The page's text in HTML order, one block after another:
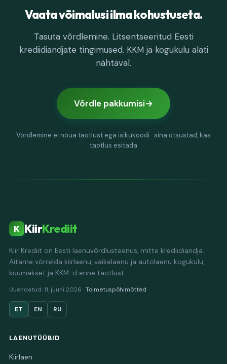
Vaata võimalusi ilma kohustuseta.
Tasuta võrdlemine. Litsentseeritud Eesti
krediidiandjate tingimused. KKM ja kogukulu alati
nähtaval.
Võrdle pakkumisi
Võrdlemine ei nõua taotlust ega isikukoodi · sina otsustad, kas
taotlus esitada
K KiirKrediit
Kiir Krediit on Eesti laenuvõrdlusteenus, mitte krediidiandja.
Aitame võrrelda kiirlaenu, väikelaenu ja autolaenu kogukulu,
kuumakset ja KKM-d enne taotlust.
Uuendatud: 11. juuni 2026 ·Toimetuspõhimõtted
ET EN RU
LAENUTÜÜBID
Kiirlaen